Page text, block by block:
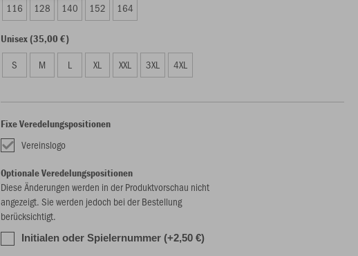
116 128 140 152 164
Unisex (35,00 €)
S M L XL XXL 3XL 4XL
Fixe Veredelungspositionen
Vereinslogo
Optionale Veredelungspositionen
Diese Änderungen werden in der Produktvorschau nicht
angezeigt. Sie werden jedoch bei der Bestellung
berücksichtigt.
Initialen oder Spielernummer (+2,50 €)